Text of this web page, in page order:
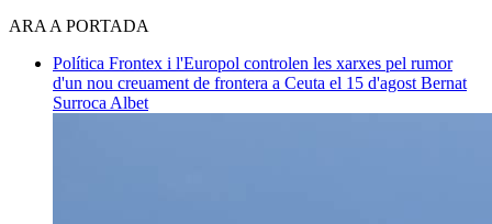
ARA A PORTADA
Política Frontex i l'Europol controlen les xarxes pel rumor
d'un nou creuament de frontera a Ceuta el 15 d'agost Bernat
Surroca Albet